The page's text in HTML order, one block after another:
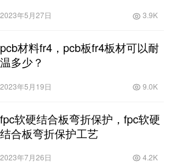
2023年5月27日 3.9K
pcb材料fr4，pcb板fr4板材可以耐
温多少？
2023年5月19日 9.0K
fpc软硬结合板弯折保护，fpc软硬
结合板弯折保护工艺
2023年7月26日 4.2K